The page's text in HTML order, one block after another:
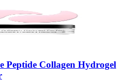
Peptide Collagen Hydrogel